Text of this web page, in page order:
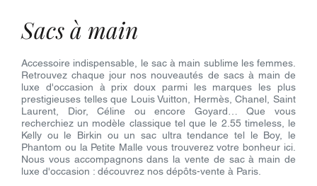
sacs à main
Accessoire indispensable, le sac à main sublime les femmes.
Retrouvez chaque jour nos nouveautés de sacs à main de
luxe d'occasion à prix doux parmi les marques les plus
prestigieuses telles que Louis Vuitton, Hermès, Chanel, Saint
Laurent, Dior, Céline ou encore Goyard… Que vous
recherchiez un modèle classique tel que le 2.55 timeless, le
Kelly ou le Birkin ou un sac ultra tendance tel le Boy, le
Phantom ou la Petite Malle vous trouverez votre bonheur ici.
Nous vous accompagnons dans la vente de sac à main de
luxe d'occasion : découvrez nos dépôts-vente à Paris.